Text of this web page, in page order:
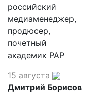
российский
медиаменеджер,
продюсер,
почетный
академик РАР
15 августа
Дмитрий Борисов